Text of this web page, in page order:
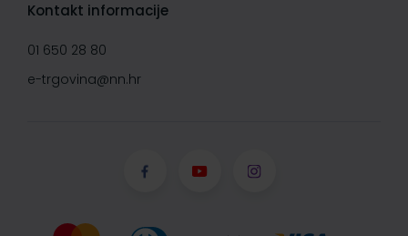
Kontakt informacije
01 650 28 80
e-trgovina@nn.hr